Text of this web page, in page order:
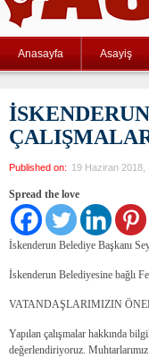
Anasayfa Asayiş
Published on: 19 Haziran 2018,
Spread the love
İskenderun Belediye Başkanı
İskenderun Belediyesine bağlı
VATANDAŞLARIMIZIN
Yapılan çalışmalar hakkında
değerlendiriyoruz.